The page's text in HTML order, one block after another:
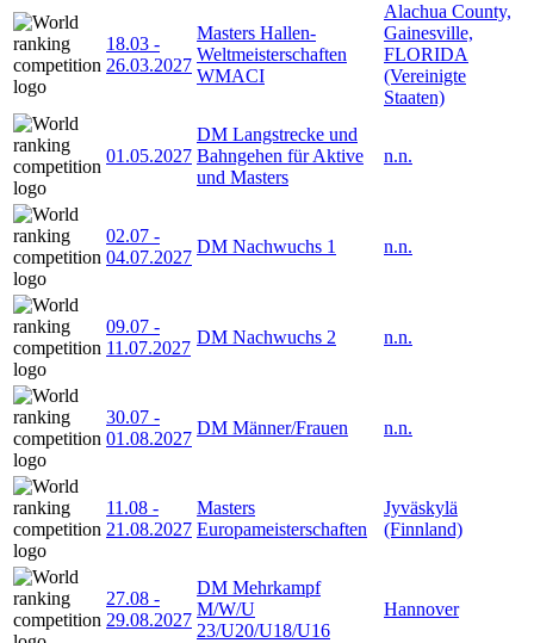
18.03 -
26.03.2027
Masters Hallen-
Weltmeisterschaften
WMACI
Alachua County,
Gainesville,
FLORIDA
(Vereinigte
Staaten)
01.05.2027
DM Langstrecke und
Bahngehen für Aktive
und Masters
n.n.
02.07 -
04.07.2027
DM Nachwuchs 1 n.n.
09.07 -
11.07.2027
DM Nachwuchs 2 n.n.
30.07 -
01.08.2027
DM Männer/Frauen n.n.
11.08 -
21.08.2027
Masters
Europameisterschaften
Jyväskylä
(Finnland)
27.08 -
29.08.2027
DM Mehrkampf
M/W/U
23/U20/U18/U16
Hannover